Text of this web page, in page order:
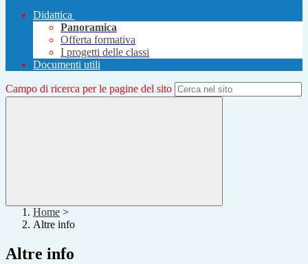
Didattica
Panoramica
Offerta formativa
I progetti delle classi
Documenti utili
Campo di ricerca per le pagine del sito
Home >
Altre info
Altre info